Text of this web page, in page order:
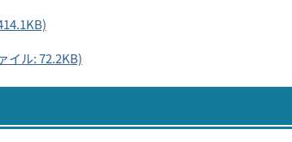
イル: 72.2KB)